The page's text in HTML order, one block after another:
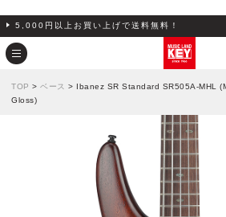
5,000円以上お買い上げで送料無料！
TOP > ベース > Ibanez SR Standard SR505A-MHL
Gloss)